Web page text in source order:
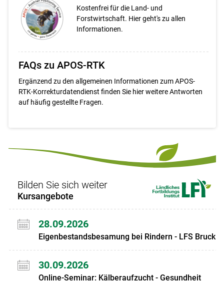
Kostenfrei für die Land- und
Forstwirtschaft. Hier geht's zu allen
Informationen.
FAQs zu APOS-RTK
Ergänzend zu den allgemeinen Informationen zum APOS-
RTK-Korrekturdatendienst finden Sie hier weitere Antworten
auf häufig gestellte Fragen.
Bilden Sie sich weiter
Kursangebote
28.09.2026
Eigenbestandsbesamung bei Rindern - LFS Bruck
30.09.2026
Online-Seminar: Kälberaufzucht - Gesundheit